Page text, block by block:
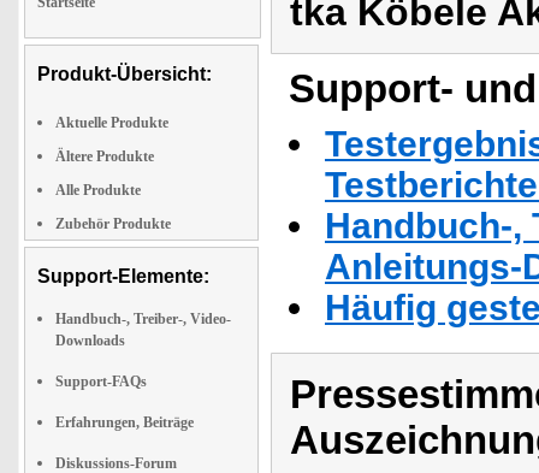
Produkt-Übersicht:
Aktuelle Produkte
Ältere Produkte
Alle Produkte
Zubehör Produkte
Support-Elemente:
Handbuch-, Treiber-, Video-
Downloads
Support-FAQs
Erfahrungen, Beiträge
Diskussions-Forum
tka Köbele
Support-
Handbuch-,
Anleitungs-
Häufig